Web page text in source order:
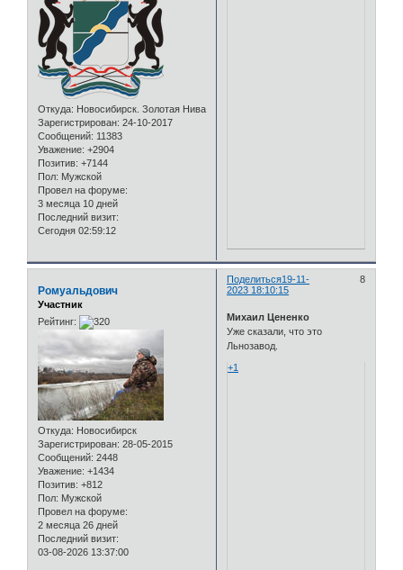
Откуда: Новосибирск. Золотая Нива
Зарегистрирован: 24-10-2017
Сообщений: 11383
Уважение: +2904
Позитив: +7144
Пол: Мужской
Провел на форуме:
3 месяца 10 дней
Последний визит:
Сегодня 02:59:12
Поделиться 8
19-11-
2023 18:10:15
Ромуальдович
Участник
Рейтинг:
Откуда: Новосибирск
Зарегистрирован: 28-05-2015
Сообщений: 2448
Уважение: +1434
Позитив: +812
Пол: Мужской
Провел на форуме:
2 месяца 26 дней
Последний визит:
03-08-2026 13:37:00
Михаил Цененко
Уже сказали, что это
Льнозавод.
+1